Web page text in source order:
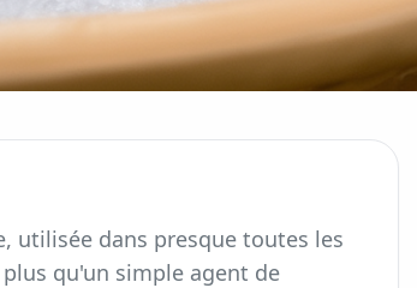
utilisée dans presque toutes les
qu'un simple agent de